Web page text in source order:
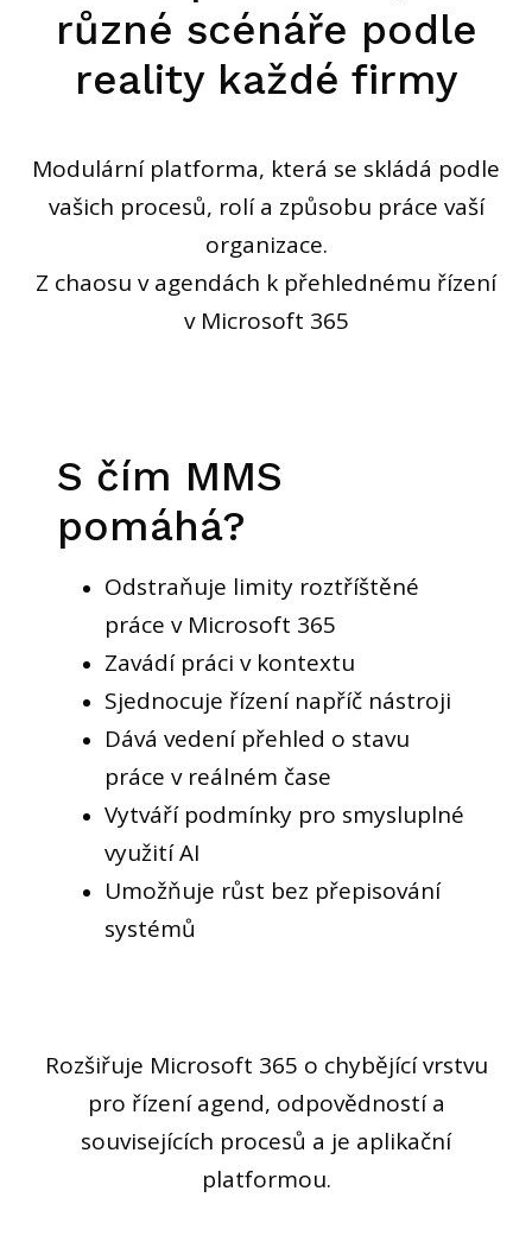
různé scénáře podle
reality každé firmy
Modulární platforma, která se skládá podle
vašich procesů, rolí a způsobu práce vaší
organizace.
Z chaosu v agendách k přehlednému řízení
v Microsoft 365
S čím MMS
pomáhá?
Odstraňuje limity roztříštěné
práce v Microsoft 365
Zavádí práci v kontextu
Sjednocuje řízení napříč nástroji
Dává vedení přehled o stavu
práce v reálném čase
Vytváří podmínky pro smysluplné
využití AI
Umožňuje růst bez přepisování
systémů
Rozšiřuje Microsoft 365 o chybějící vrstvu
pro řízení agend, odpovědností a
souvisejících procesů a je aplikační
platformou.